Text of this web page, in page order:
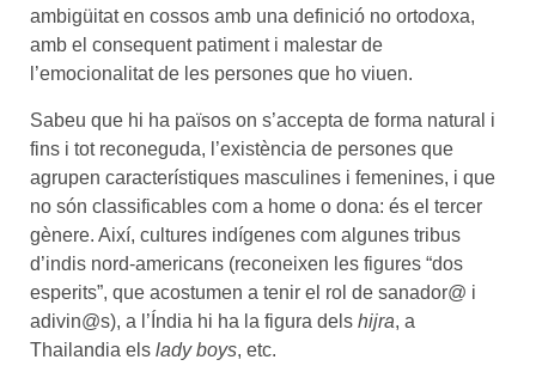
ambigüitat en cossos amb una definició no ortodoxa,
amb el consequent patiment i malestar de
l’emocionalitat de les persones que ho viuen.
Sabeu que hi ha països on s’accepta de forma natural i
fins i tot reconeguda, l’existència de persones que
agrupen característiques masculines i femenines, i que
no són classificables com a home o dona: és el tercer
gènere. Així, cultures indígenes com algunes tribus
d’indis nord-americans (reconeixen les figures “dos
esperits”, que acostumen a tenir el rol de sanador@ i
adivin@s), a l’Índia hi ha la figura dels hijra, a
Thailandia els lady boys, etc.